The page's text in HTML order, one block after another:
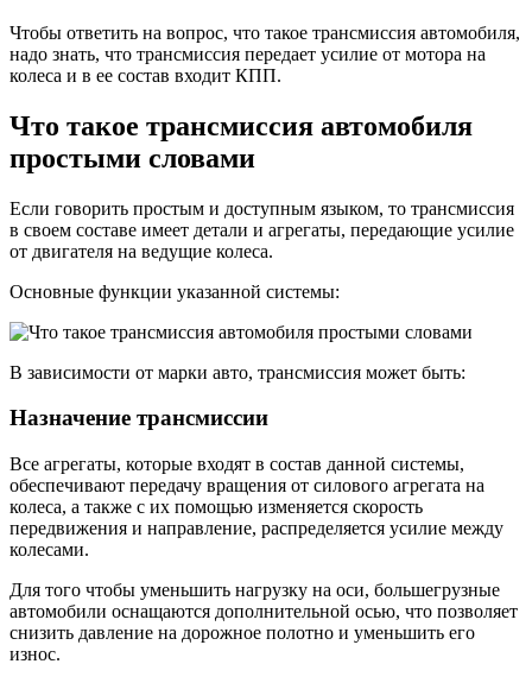
Чтобы ответить на вопрос, что такое трансмиссия автомобиля,
надо знать, что трансмиссия передает усилие от мотора на
колеса и в ее состав входит КПП.
Что такое трансмиссия автомобиля
простыми словами
Если говорить простым и доступным языком, то трансмиссия
в своем составе имеет детали и агрегаты, передающие усилие
от двигателя на ведущие колеса.
Основные функции указанной системы:
В зависимости от марки авто, трансмиссия может быть:
Назначение трансмиссии
Все агрегаты, которые входят в состав данной системы,
обеспечивают передачу вращения от силового агрегата на
колеса, а также с их помощью изменяется скорость
передвижения и направление, распределяется усилие между
колесами.
Для того чтобы уменьшить нагрузку на оси, большегрузные
автомобили оснащаются дополнительной осью, что позволяет
снизить давление на дорожное полотно и уменьшить его
износ.